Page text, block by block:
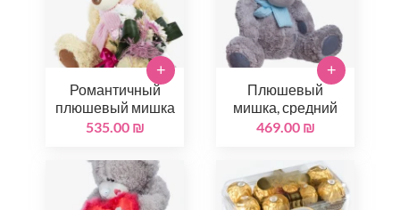
Романтичный
плюшевый мишка
535.00 ₪
+
Плюшевый
мишка, средний
469.00 ₪
+